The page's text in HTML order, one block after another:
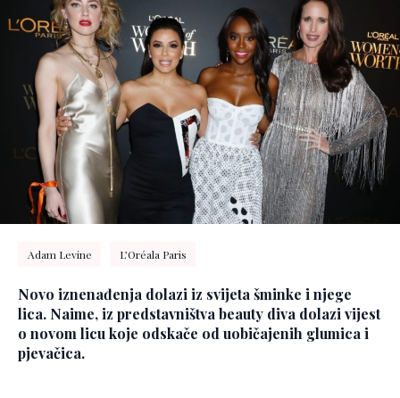
Adam Levine L’Oréala Paris
Novo iznenađenja dolazi iz svijeta šminke i njege
lica. Naime, iz predstavništva beauty diva dolazi vijest
o novom licu koje odskače od uobičajenih glumica i
pjevačica.